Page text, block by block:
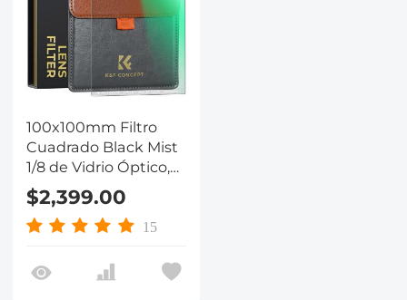
100x100mm Filtro
Cuadrado Black Mist
1/8 de Vidrio Óptico,
Serie Nano-X
$2,399.00
15